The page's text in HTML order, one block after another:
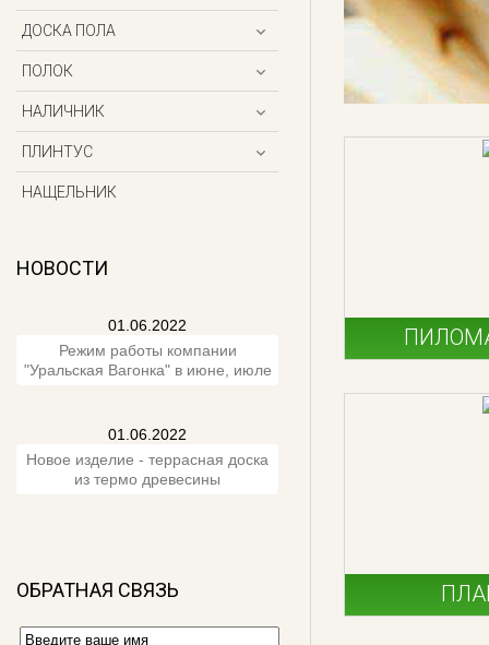
ДОСКА ПОЛА
ПОЛОК
НАЛИЧНИК
ПЛИНТУС
НАЩЕЛЬНИК
НОВОСТИ
01.06.2022
Режим работы компании
"Уральская Вагонка" в июне, июле
01.06.2022
Новое изделие - террасная доска
из термо древесины
ОБРАТНАЯ СВЯЗЬ